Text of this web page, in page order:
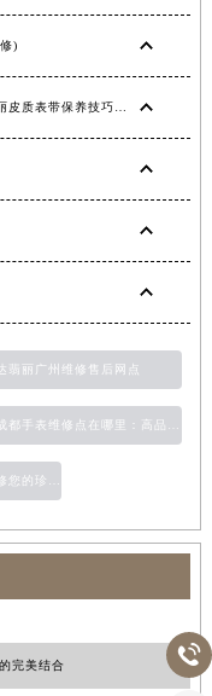
)
百达翡丽的皮质表带怎么保养？百达翡丽皮质表带保养技巧(中国手表维修)(手表不走了怎么办)
翡丽广州维修售后网点
百达翡丽成都手表维修点在哪里：高品质手表维修服务的最佳选择
百达翡丽上海维修店电话：维修您的珍贵腕表
完美结合 